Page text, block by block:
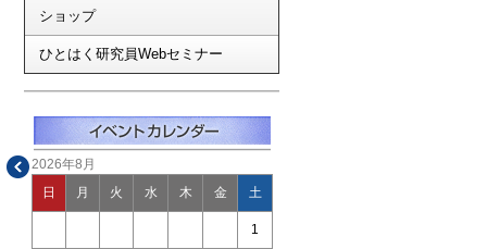
ショップ
ひとはく研究員Webセミナー
2026年8月
日 月 火 水 木 金 土
1